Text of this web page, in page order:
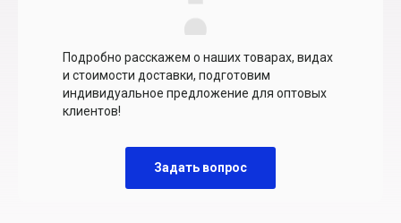
Подробно расскажем о наших товарах, видах
и стоимости доставки, подготовим
индивидуальное предложение для оптовых
клиентов!
Задать вопрос